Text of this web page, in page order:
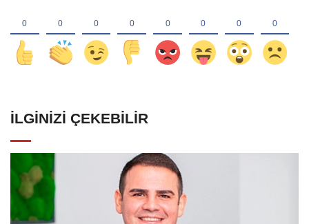
İLGINIZI ÇEKEBILIR